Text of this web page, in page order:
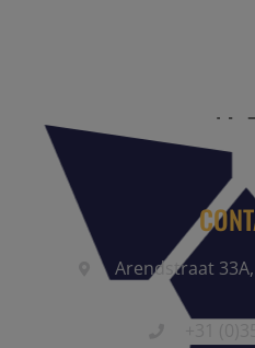
Arendstraat 33A,